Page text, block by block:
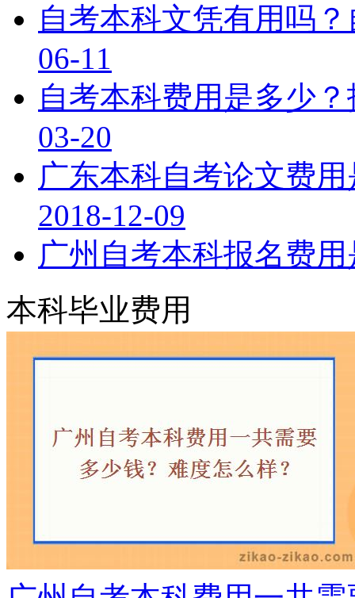
自考本科文凭有用吗
06-11
自考本科费用是多少
03-20
广东本科自考论文费
2018-12-09
广州自考本科报名费
本科毕业费用